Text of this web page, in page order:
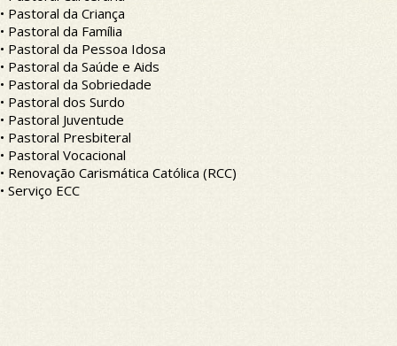
• Pastoral da Criança
• Pastoral da Família
• Pastoral da Pessoa Idosa
• Pastoral da Saúde e Aids
• Pastoral da Sobriedade
• Pastoral dos Surdo
• Pastoral Juventude
• Pastoral Presbiteral
• Pastoral Vocacional
• Renovação Carismática Católica (RCC)
• Serviço ECC